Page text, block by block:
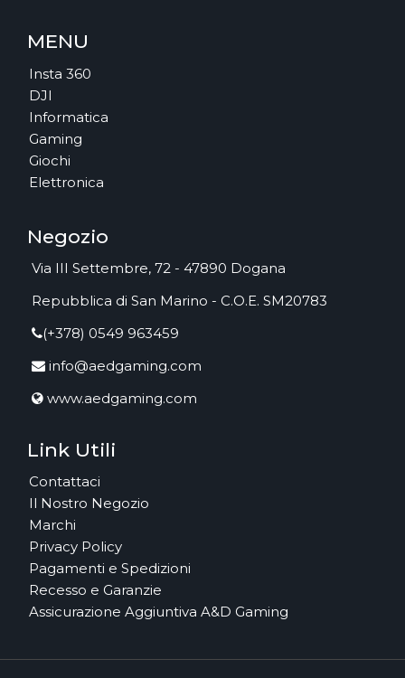
MENU
Insta 360
DJI
Informatica
Gaming
Giochi
Elettronica
Negozio
Via III Settembre, 72 - 47890 Dogana
Repubblica di San Marino - C.O.E. SM20783
(+378) 0549 963459
info@aedgaming.com
www.aedgaming.com
Link Utili
Contattaci
Il Nostro Negozio
Marchi
Privacy Policy
Pagamenti e Spedizioni
Recesso e Garanzie
Assicurazione Aggiuntiva A&D Gaming